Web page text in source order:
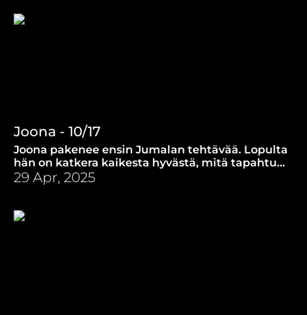
Joona - 10/17
Joona pakenee ensin Jumalan tehtävää. Lopulta
hän on katkera kaikesta hyvästä, mitä tapahtuu.
Miksi Jeesus puhui ”Joonan merkistä”?
29 Apr, 2025